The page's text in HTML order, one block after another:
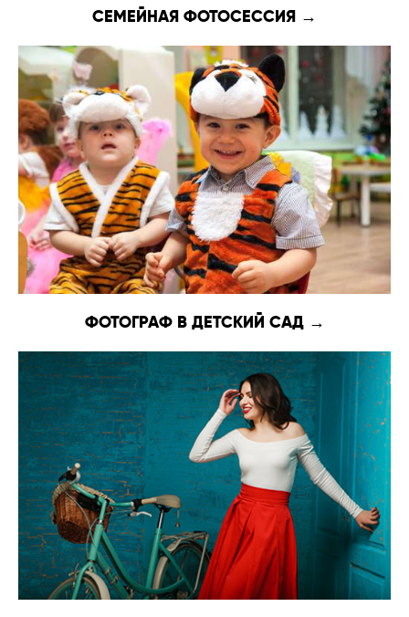
СЕМЕЙНАЯ ФОТОСЕССИЯ →
ФОТОГРАФ В ДЕТСКИЙ САД →